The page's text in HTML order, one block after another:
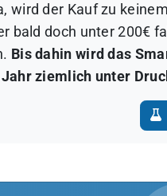
wird der Kauf zu
bald doch unter 200€
. Bis dahin wird das
Jahrziemlich unter